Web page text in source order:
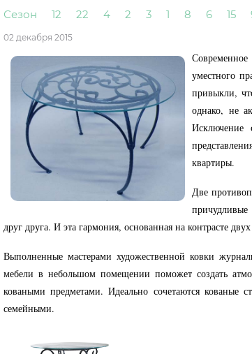
Сезон
12 22 4 2 3 1 8 6 15
02 декабря 2015
уместного
привыкли,
однако, не
Исключение
квартиры.
Две
друг друга. И эта гармония, основанная на контрасте
Выполненные мастерами художественной ковки
мебели в небольшом помещении поможет создать
коваными предметами. Идеально сочетаются кованые
семейными.